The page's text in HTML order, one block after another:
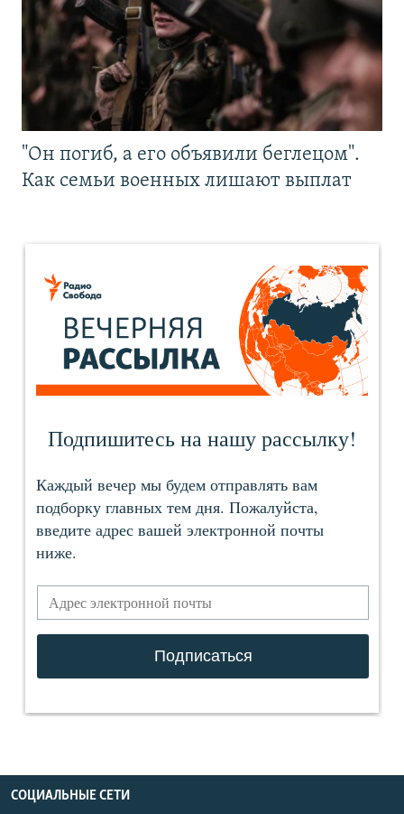
"Он погиб, а его объявили беглецом".
Как семьи военных лишают выплат
СОЦИАЛЬНЫЕ СЕТИ